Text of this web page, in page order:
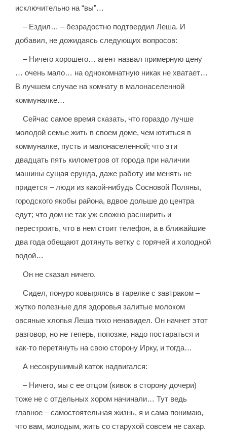
исключительно на “вы”…
– Ездил… – безрадостно подтвердил Леша. И
добавил, не дожидаясь следующих вопросов:
– Ничего хорошего… агент назвал примерную цену
… очень мало… на однокомнатную никак не хватает…
В лучшем случае на комнату в малонаселенной
коммуналке…
Сейчас самое время сказать, что гораздо лучше
молодой семье жить в своем доме, чем ютиться в
коммуналке, пусть и малонаселенной; что эти
двадцать пять километров от города при наличии
машины сущая ерунда, даже работу им менять не
придется – люди из какой-нибудь Сосновой Поляны,
городского якобы района, вдвое дольше до центра
едут; что дом не так уж сложно расширить и
перестроить, что в нем стоит телефон, а в ближайшие
два года обещают дотянуть ветку с горячей и холодной
водой…
Он не сказал ничего.
Сидел, понуро ковыряясь в тарелке с завтраком –
жутко полезные для здоровья залитые молоком
овсяные хлопья Леша тихо ненавидел. Он начнет этот
разговор, но не теперь, попозже, надо постараться и
как-то перетянуть на свою сторону Ирку, и тогда…
А несокрушимый каток надвигался:
– Ничего, мы с ее отцом (кивок в сторону дочери)
тоже не с отдельных хором начинали… Тут ведь
главное – самостоятельная жизнь, я и сама понимаю,
что вам, молодым, жить со старухой совсем не сахар.